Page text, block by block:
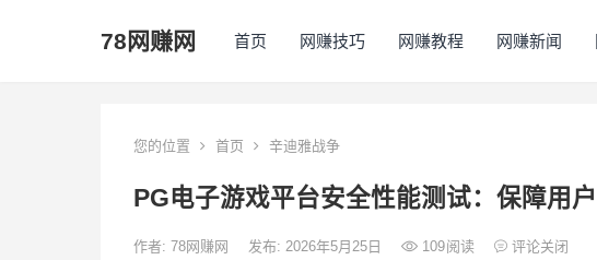
78网赚网 首页 网赚技巧 网赚教程 网赚新闻
您的位置 首页 辛迪雅战争
PG电子游戏平台安全性能测试：保障用
作者: 78网赚网 发布: 2026年5月25日 109阅读 评论关闭